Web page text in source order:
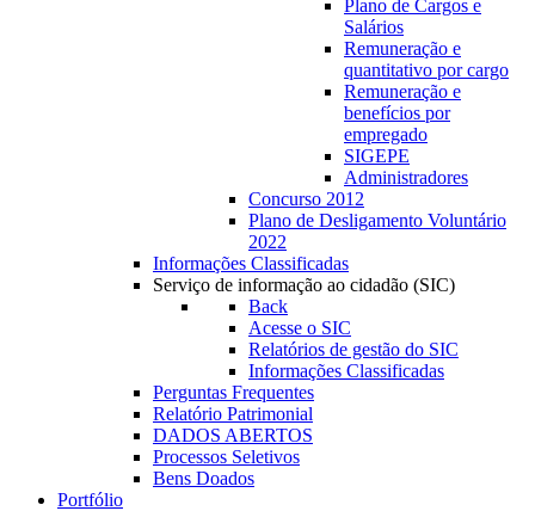
Plano de Cargos e
Salários
Remuneração e
quantitativo por cargo
Remuneração e
benefícios por
empregado
SIGEPE
Administradores
Concurso 2012
Plano de Desligamento Voluntário
2022
Informações Classificadas
Serviço de informação ao cidadão (SIC)
Back
Acesse o SIC
Relatórios de gestão do SIC
Informações Classificadas
Perguntas Frequentes
Relatório Patrimonial
DADOS ABERTOS
Processos Seletivos
Bens Doados
Portfólio